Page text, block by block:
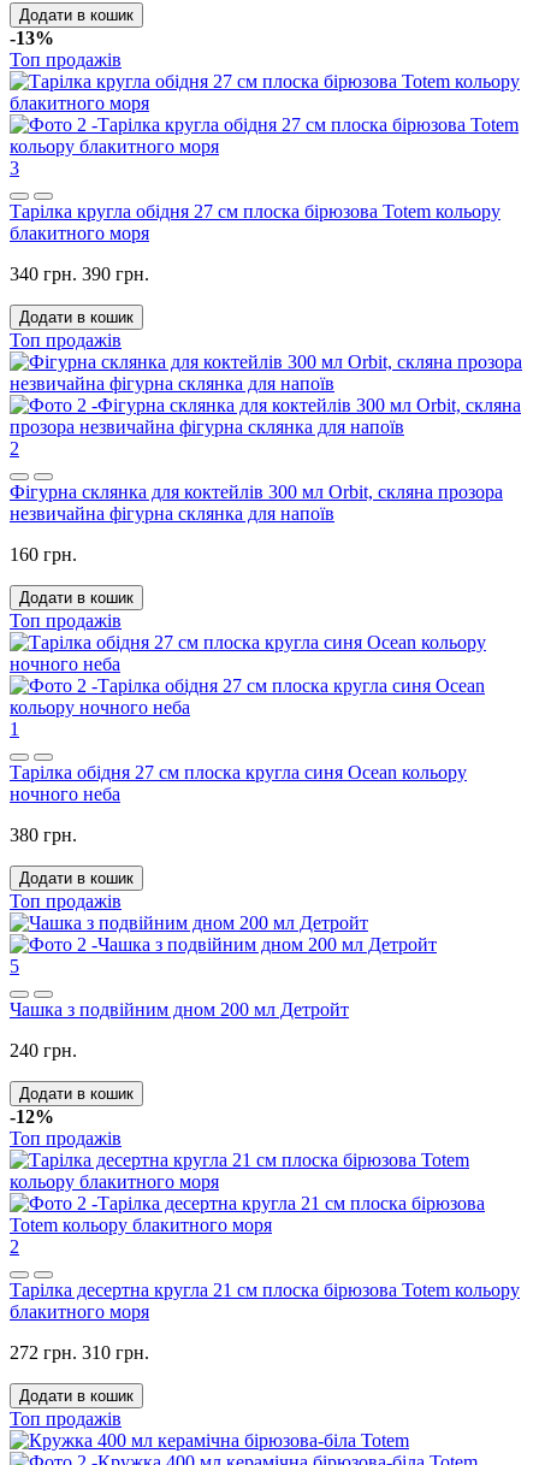
Додати в кошик
-13%
Топ продажів
3
Тарілка кругла обідня 27 см плоска бірюзова Totem кольору
блакитного моря
340 грн. 390 грн.
Додати в кошик
Топ продажів
2
Фігурна склянка для коктейлів 300 мл Orbit, скляна прозора
незвичайна фігурна склянка для напоїв
160 грн.
Додати в кошик
Топ продажів
1
Тарілка обідня 27 см плоска кругла синя Ocean кольору
ночного неба
380 грн.
Додати в кошик
Топ продажів
5
Чашка з подвійним дном 200 мл Детройт
240 грн.
Додати в кошик
-12%
Топ продажів
2
Тарілка десертна кругла 21 см плоска бірюзова Totem кольору
блакитного моря
272 грн. 310 грн.
Додати в кошик
Топ продажів